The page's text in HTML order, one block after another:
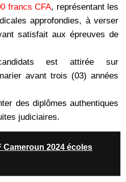
francs CFA, représentant les
approfondies, à verser
satisfait aux épreuves de
est attirée sur
avant trois (03) années
des diplômes authentiques
judiciaires.
Cameroun 2024 écoles